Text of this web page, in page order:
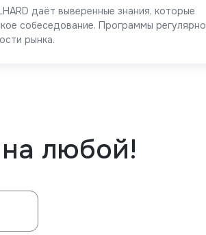
даёт выверенные знания, которые
собеседование. Программы регулярно
рынка.
любой!